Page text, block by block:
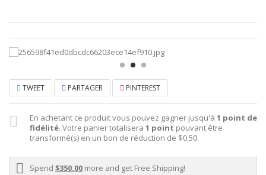
TWEET PARTAGER PINTEREST
En achetant ce produit vous pouvez gagner jusqu'à 1 point de
fidélité. Votre panier totalisera 1 point pouvant être
transformé(s) en un bon de réduction de $0.50.
Spend $350.00 more and get Free Shipping!